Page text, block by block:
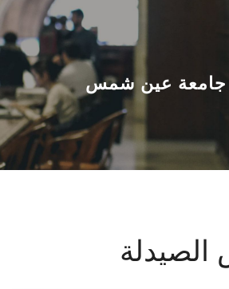
عن الجامعة
القطاعـات
الشئون الأكاديمية
البحث العلمي
جامعة عين شمس
الصيدلة